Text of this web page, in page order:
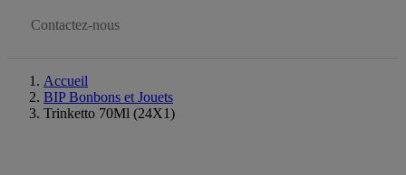
Contactez-nous
Accueil
BIP Bonbons et Jouets
Trinketto 70Ml (24X1)